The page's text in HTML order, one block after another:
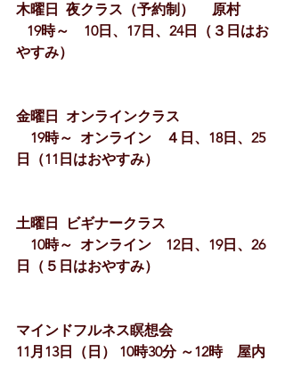
木曜日  夜クラス（予約制） 　原村
やすみ）
金曜日  オンラインクラス
19時～  オンライン　４日、18日、25
日（11日はおやすみ）
土曜日  ビギナークラス
10時～  オンライン　12日、19日、26
日（５日はおやすみ）
マインドフルネス瞑想会
11月13日（日） 10時30分 ～12時　屋内